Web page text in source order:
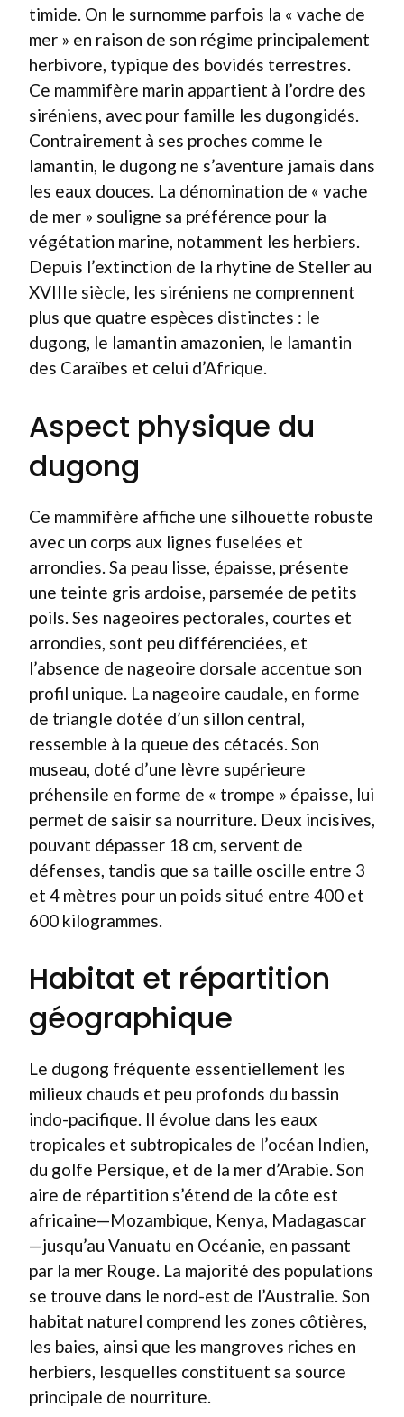
timide. On le surnomme parfois la « vache de
mer » en raison de son régime principalement
herbivore, typique des bovidés terrestres.
Ce mammifère marin appartient à l’ordre des
siréniens, avec pour famille les dugongidés.
Contrairement à ses proches comme le
lamantin, le dugong ne s’aventure jamais dans
les eaux douces. La dénomination de « vache
de mer » souligne sa préférence pour la
végétation marine, notamment les herbiers.
Depuis l’extinction de la rhytine de Steller au
XVIIIe siècle, les siréniens ne comprennent
plus que quatre espèces distinctes : le
dugong, le lamantin amazonien, le lamantin
des Caraïbes et celui d’Afrique.
Aspect physique du
dugong
Ce mammifère affiche une silhouette robuste
avec un corps aux lignes fuselées et
arrondies. Sa peau lisse, épaisse, présente
une teinte gris ardoise, parsemée de petits
poils. Ses nageoires pectorales, courtes et
arrondies, sont peu différenciées, et
l’absence de nageoire dorsale accentue son
profil unique. La nageoire caudale, en forme
de triangle dotée d’un sillon central,
ressemble à la queue des cétacés. Son
museau, doté d’une lèvre supérieure
préhensile en forme de « trompe » épaisse, lui
permet de saisir sa nourriture. Deux incisives,
pouvant dépasser 18 cm, servent de
défenses, tandis que sa taille oscille entre 3
et 4 mètres pour un poids situé entre 400 et
600 kilogrammes.
Habitat et répartition
géographique
Le dugong fréquente essentiellement les
milieux chauds et peu profonds du bassin
indo-pacifique. Il évolue dans les eaux
tropicales et subtropicales de l’océan Indien,
du golfe Persique, et de la mer d’Arabie. Son
aire de répartition s’étend de la côte est
africaine—Mozambique, Kenya, Madagascar
—jusqu’au Vanuatu en Océanie, en passant
par la mer Rouge. La majorité des populations
se trouve dans le nord-est de l’Australie. Son
habitat naturel comprend les zones côtières,
les baies, ainsi que les mangroves riches en
herbiers, lesquelles constituent sa source
principale de nourriture.